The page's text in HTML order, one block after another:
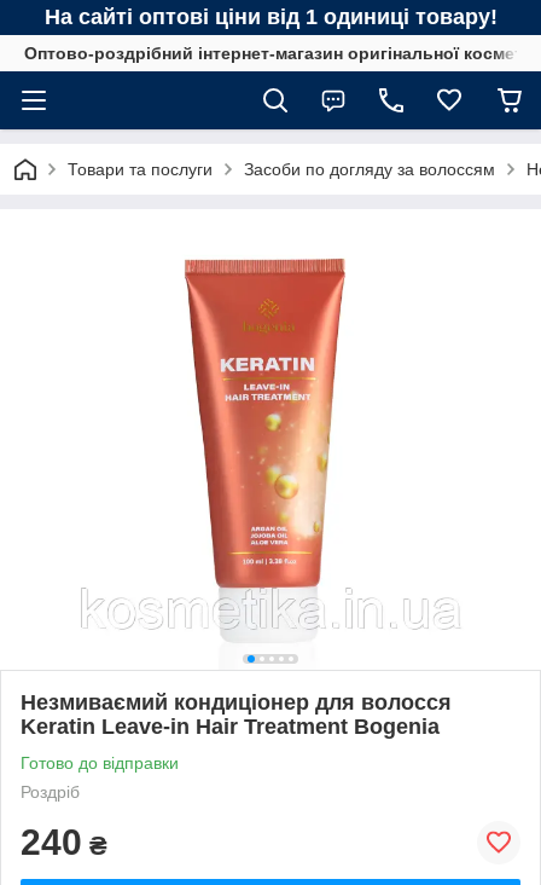
На сайті оптові ціни від 1 одиниці товару!
Оптово-роздрібний інтернет-магазин оригінальної
Товари та послуги Засоби по догляду за волоссям
Незмиваємий кондиціонер для волосся
Keratin Leave-in Hair Treatment Bogenia
Готово до відправки
Роздріб
240 ₴